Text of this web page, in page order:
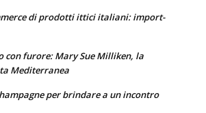
di prodotti ittici italiani: import-
con furore: Mary Sue Milliken, la
Mediterranea
per brindare a un incontro